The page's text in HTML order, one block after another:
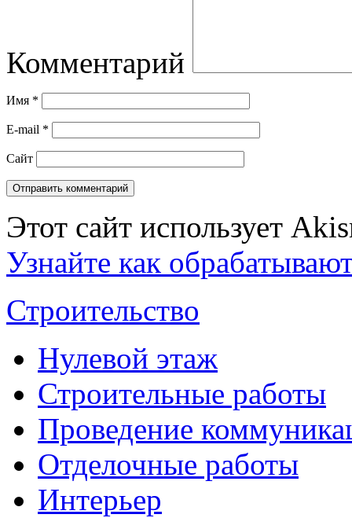
Комментарий
Имя *
E-mail *
Сайт
Этот сайт использует
Узнайте как
Строительство
Нулевой этаж
Строительные работы
Проведение
Отделочные работы
Интерьер